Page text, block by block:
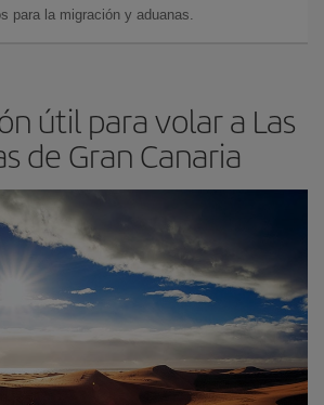
para la migración y aduanas.
útil para volar a Las
de Gran Canaria